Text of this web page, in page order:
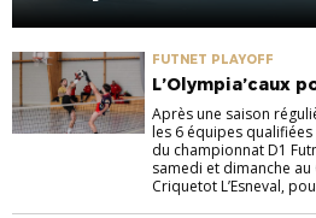
FUTNET PLAYOFF
L’Olympia’caux
Après une saison
les 6 équipes
du championnat D1
samedi et dimanche au
Criquetot L’Esneval,